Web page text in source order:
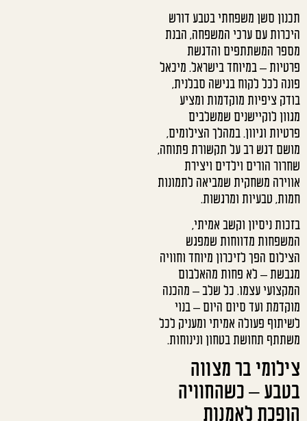
תכנון סשן משפחתי בטבע דורש
היכרות עם ערכי המשפחה, הבנת
מספר המשתתפים והדגשת
פרטיות – במיוחד בישראל. מיכאל
פונה לכל לקוח בגישה סבלנית,
בודק ציפיות מוקדמות ומציע
מגוון לוקיישנים שמשלבים
פרטיות וגיוון. במהלך הצילומים,
מושם דגש רב על תקשורת פתוחה,
שחרור הורים וילדים ויצירת
אווירה משחקית שמביאה לתמונות
חמות, טבעיות ומרגשות.
בזכות ניסיון וקשב אמיתי,
המשפחות מדווחות שמפגש
הצילום הפך לזיכרון מיוחד וחוויה
מגבשת – לא פחות מהאלבום
המקצועי עצמו. כל שלב – מהכנה
מוקדמת ועד סיום היום – בנוי
לשיתוף פעולה אמיתי ומעניק לכל
משתתף תחושת בטחון ונינוחות.
צילומי בר מצווה
בטבע – כשהחוויה
הופכת לאמנות